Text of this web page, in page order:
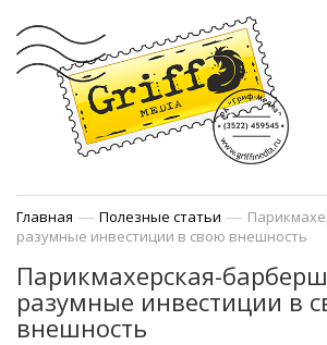
Главная — Полезные статьи —
разумные инвестиции в свою внешность
Парикмахерская-
разумные инвестиции в
внешность